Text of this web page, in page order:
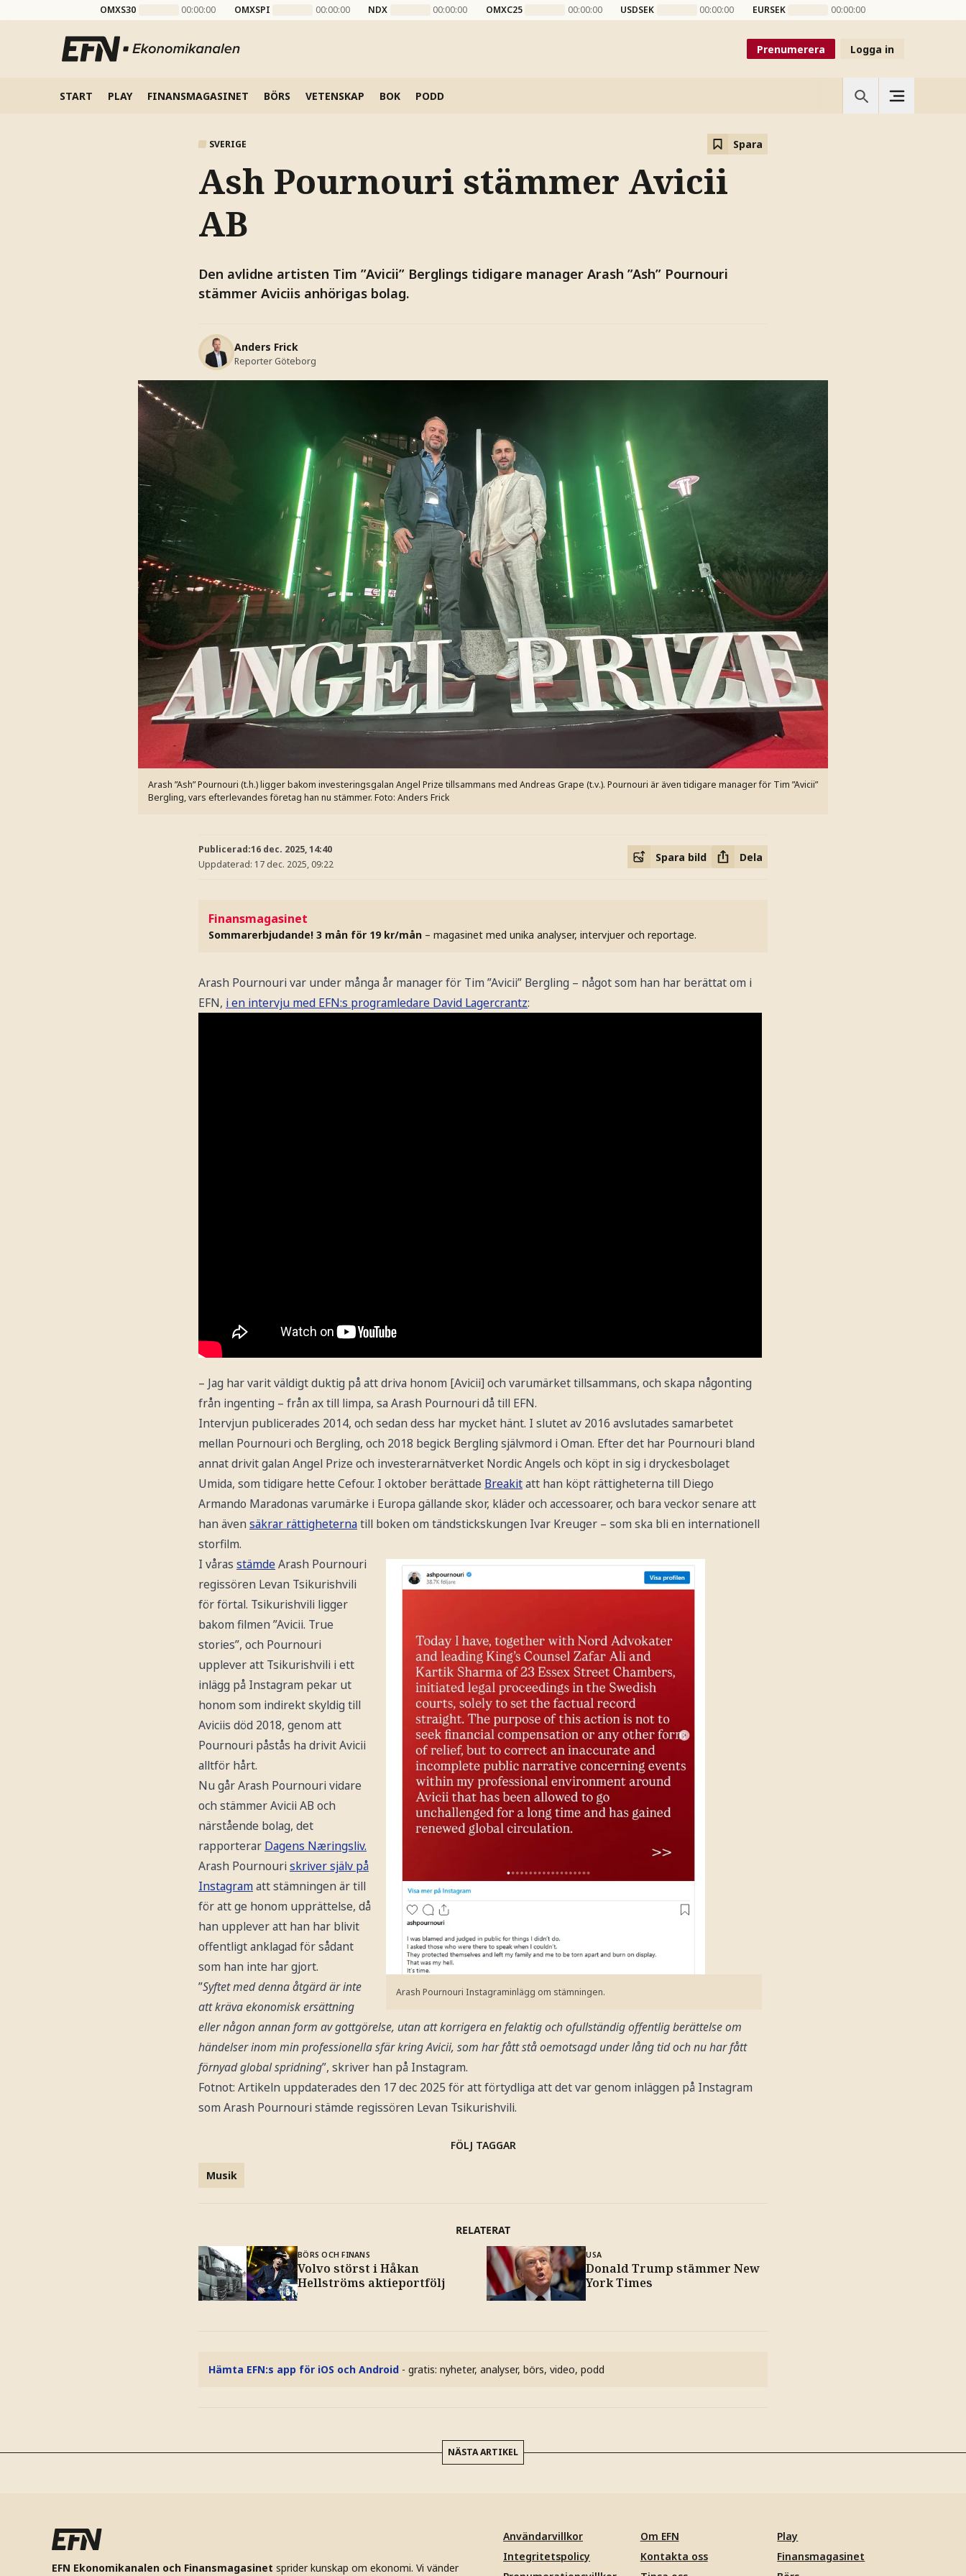
OMXS30 00:00:00 OMXSPI 00:00:00 NDX 00:00:00 OMXC25 00:00:00 USDSEK 00:00:00 EURSEK 00:00:00
Prenumerera Logga in
START PLAY FINANSMAGASINET BÖRS VETENSKAP BOK PODD
SVERIGE Spara
Ash Pournouri stämmer Avicii
AB
Den avlidne artisten Tim ”Avicii” Berglings tidigare manager Arash ”Ash” Pournouri
stämmer Aviciis anhörigas bolag.
Anders Frick
Reporter Göteborg
Arash ”Ash” Pournouri (t.h.) ligger bakom investeringsgalan Angel Prize tillsammans med Andreas Grape (t.v.). Pournouri är även tidigare manager för Tim ”Avicii”
Bergling, vars efterlevandes företag han nu stämmer. Foto: Anders Frick
Publicerad:16 dec. 2025, 14:40
Uppdaterad: 17 dec. 2025, 09:22
Spara bild Dela
Finansmagasinet
Sommarerbjudande! 3 mån för 19 kr/mån – magasinet med unika analyser, intervjuer och reportage.
Arash Pournouri var under många år manager för Tim ”Avicii” Bergling – något som han har berättat om i
EFN, i en intervju med EFN:s programledare David Lagercrantz:
– Jag har varit väldigt duktig på att driva honom [Avicii] och varumärket tillsammans, och skapa någonting
från ingenting – från ax till limpa, sa Arash Pournouri då till EFN.
Intervjun publicerades 2014, och sedan dess har mycket hänt. I slutet av 2016 avslutades samarbetet
mellan Pournouri och Bergling, och 2018 begick Bergling självmord i Oman. Efter det har Pournouri bland
annat drivit galan Angel Prize och investerarnätverket Nordic Angels och köpt in sig i dryckesbolaget
Umida, som tidigare hette Cefour. I oktober berättade Breakitatt han köpt rättigheterna till Diego
Armando Maradonas varumärke i Europa gällande skor, kläder och accessoarer, och bara veckor senare att
han även säkrar rättigheternatill boken om tändstickskungen Ivar Kreuger – som ska bli en internationell
storfilm.
Arash Pournouri Instagraminlägg om stämningen.
I våras stämdeArash Pournouri
regissören Levan Tsikurishvili
för förtal. Tsikurishvili ligger
bakom filmen ”Avicii. True
stories”, och Pournouri
upplever att Tsikurishvili i ett
inlägg på Instagram pekar ut
honom som indirekt skyldig till
Aviciis död 2018, genom att
Pournouri påstås ha drivit Avicii
alltför hårt.
Nu går Arash Pournouri vidare
och stämmer Avicii AB och
närstående bolag, det
rapporterar Dagens Næringsliv.
Arash Pournouri skriver själv på
Instagramatt stämningen är till
för att ge honom upprättelse, då
han upplever att han har blivit
offentligt anklagad för sådant
som han inte har gjort.
”Syftet med denna åtgärd är inte
att kräva ekonomisk ersättning
eller någon annan form av gottgörelse, utan att korrigera en felaktig och ofullständig offentlig berättelse om
händelser inom min professionella sfär kring Avicii, som har fått stå oemotsagd under lång tid och nu har fått
förnyad global spridning”, skriver han på Instagram.
Fotnot: Artikeln uppdaterades den 17 dec 2025 för att förtydliga att det var genom inläggen på Instagram
som Arash Pournouri stämde regissören Levan Tsikurishvili.
FÖLJ TAGGAR
Musik
RELATERAT
BÖRS OCH FINANS
Volvo störst i Håkan
Hellströms aktieportfölj
USA
Donald Trump stämmer New
York Times
Hämta EFN:s app för iOS och Android - gratis: nyheter, analyser, börs, video, podd
NÄSTA ARTIKEL
EFN Ekonomikanalen och Finansmagasinet sprider kunskap om ekonomi. Vi vänder
Användarvillkor
Integritetspolicy
Om EFN
Kontakta oss
Play
Finansmagasinet